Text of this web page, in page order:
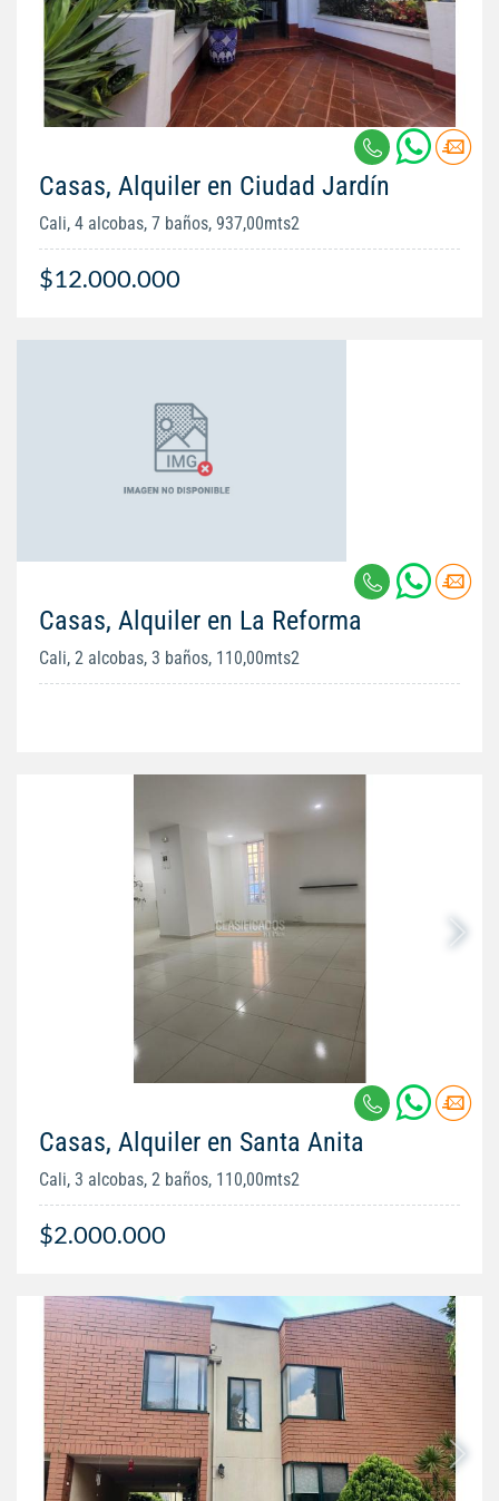
Casas, Alquiler en Ciudad Jardín
Cali, 4 alcobas, 7 baños, 937,00mts2
$12.000.000
Casas, Alquiler en La Reforma
Cali, 2 alcobas, 3 baños, 110,00mts2
Casas, Alquiler en Santa Anita
Cali, 3 alcobas, 2 baños, 110,00mts2
$2.000.000